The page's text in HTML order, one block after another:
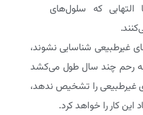
که سلول‌های
شناسایی نشوند،
رحم چند سال طول می‌کشد
غیرطبیعی را تشخیص ندهد،
این کار را خواهد کرد.